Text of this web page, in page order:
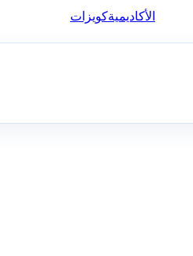
الأكاديميةكويزات